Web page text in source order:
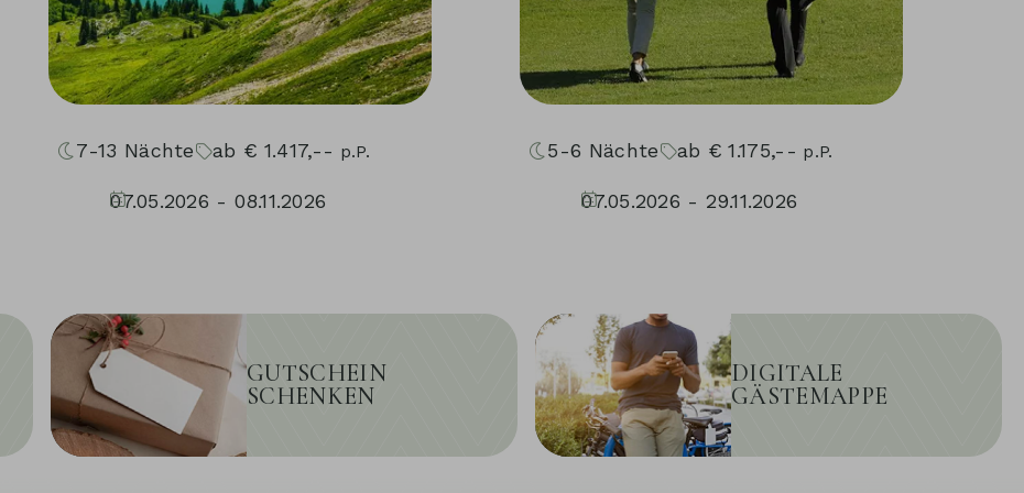
7-13 Nächte ab € 1.417,-- p.P.
07.05.2026 - 08.11.2026
5-6 Nächte ab € 1.175,-- p.P.
07.05.2026 - 29.11.2026
GUTSCHEIN
SCHENKEN
DIGITALE
GÄSTEMAPPE